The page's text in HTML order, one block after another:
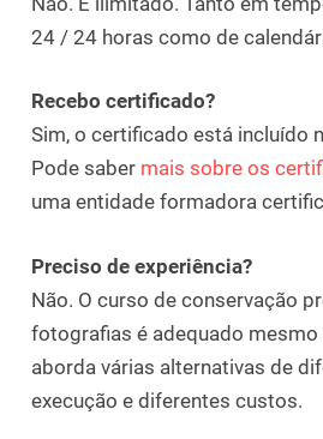
24 / 24 horas como de
Recebo certificado?
Sim, o certificado está incluído
Pode saber mais sobre os
uma entidade formadora
Preciso de experiência?
Não. O curso de conservação
fotografias é adequado
aborda várias alternativas de
execução e diferentes custos.